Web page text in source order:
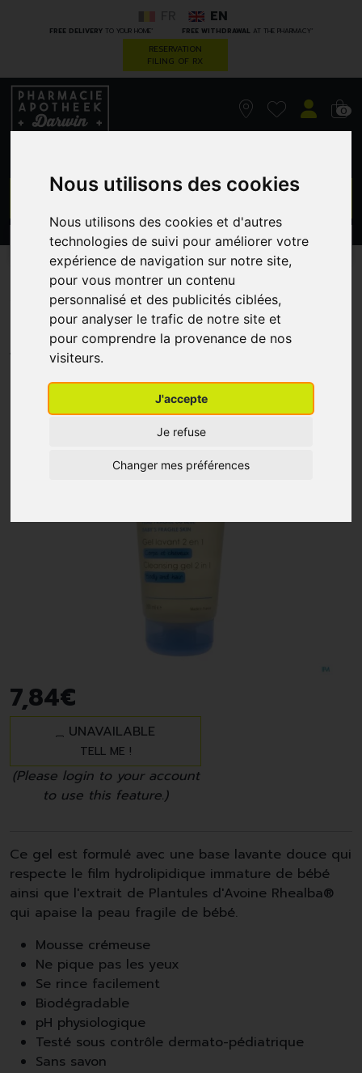
Nous utilisons des cookies
Nous utilisons des cookies et d'autres
technologies de suivi pour améliorer votre
expérience de navigation sur notre site,
pour vous montrer un contenu
personnalisé et des publicités ciblées,
pour analyser le trafic de notre site et
pour comprendre la provenance de nos
visiteurs.
J'accepte
Je refuse
Changer mes préférences
FREE DELIVERYTO YOUR HOME* FREE WITHDRAWAL AT THE PHARMACY*
EN
RESERVATION
FILING OF RX
0
CATEGORIES PROMOS
A-Derma Primalba Gel Lav
200M
PIERRE FABRE - DUCRAY
7,84€
UNAVAILABLE
TELL ME !
(Please login to your account
to use this feature.)
Ce gel est formulé avec une base lavante douce qui
respecte le film hydrolipidique immature de bébé
ainsi que l'extrait de Plantules d'Avoine Rhealba®
qui apaise la peau fragile de bébé.
Mousse crémeuse
Ne pique pas les yeux
Se rince facilement
Biodégradable
pH physiologique
Testé sous contrôle dermato-pédiatrique
Sans savon